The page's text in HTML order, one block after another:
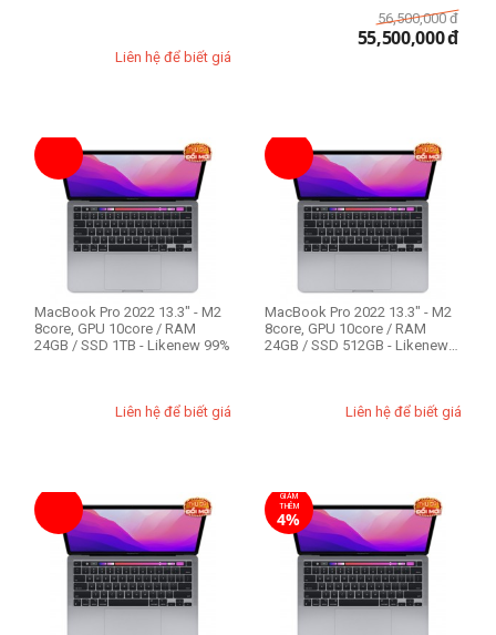
Liên hệ để biết giá
56,500,000 đ
55,500,000đ
MacBook Pro 2022 13.3" - M2
8core, GPU 10core / RAM
24GB / SSD 1TB - Likenew 99%
Liên hệ để biết giá
MacBook Pro 2022 13.3" - M2
8core, GPU 10core / RAM
24GB / SSD 512GB - Likenew
Liên hệ để biết giá
GIẢM
THÊM
4%